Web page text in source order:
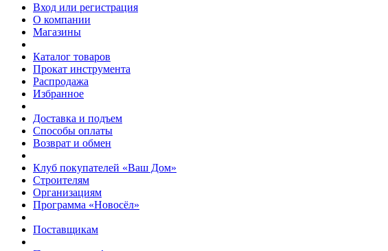
Вход или регистрация
О компании
Магазины
Каталог товаров
Прокат инструмента
Распродажа
Избранное
Доставка и подъем
Способы оплаты
Возврат и обмен
Клуб покупателей «Ваш Дом»
Строителям
Организациям
Программа «Новосёл»
Поставщикам